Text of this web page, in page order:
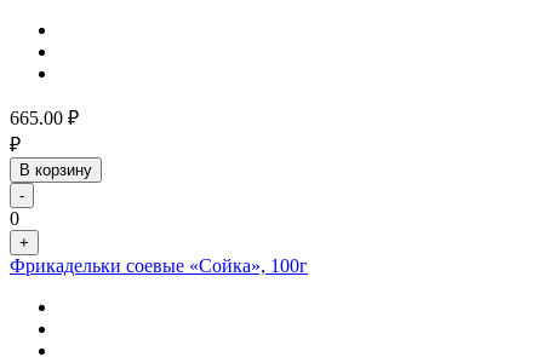
665.00 ₽
₽
В корзину
-
0
+
Фрикадельки соевые «Сойка», 100г